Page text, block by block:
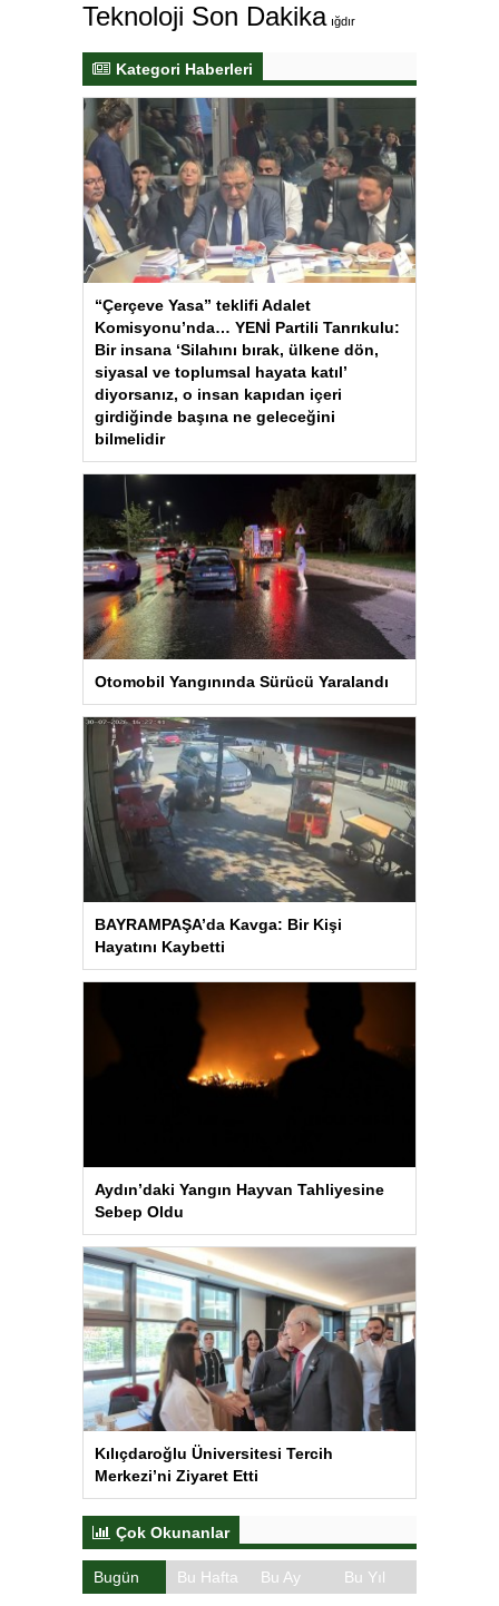
Teknoloji Son Dakika ığdır
Kategori Haberleri
“Çerçeve Yasa” teklifi Adalet
Komisyonu’nda… YENİ Partili Tanrıkulu:
Bir insana ‘Silahını bırak, ülkene dön,
siyasal ve toplumsal hayata katıl’
diyorsanız, o insan kapıdan içeri
girdiğinde başına ne geleceğini
bilmelidir
Otomobil Yangınında Sürücü Yaralandı
BAYRAMPAŞA’da Kavga: Bir Kişi
Hayatını Kaybetti
Aydın’daki Yangın Hayvan Tahliyesine
Sebep Oldu
Kılıçdaroğlu Üniversitesi Tercih
Merkezi’ni Ziyaret Etti
Çok Okunanlar
Bugün Bu Hafta Bu Ay Bu Yıl